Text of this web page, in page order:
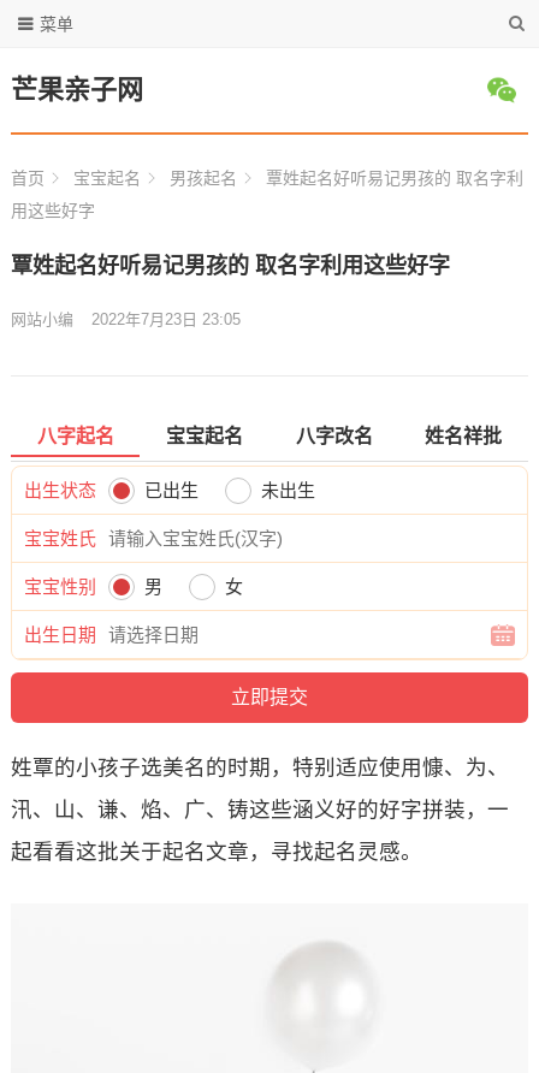
芒果亲子网
菜单
首页 宝宝起名 男孩起名
覃姓起名好听易记男孩的 取名字利
用这些好字
覃姓起名好听易记男孩的 取名字利用这些好字
网站小编 2022年7月23日 23:05
八字起名 宝宝起名 八字改名 姓名祥批
出生状态 已出生 未出生
宝宝姓氏
宝宝性别 男 女
出生日期
姓覃的小孩子选美名的时期，特别适应使用慷、为、
汛、山、谦、焰、广、铸这些涵义好的好字拼装，一
起看看这批关于起名文章，寻找起名灵感。